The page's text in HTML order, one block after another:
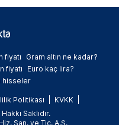
fiyatı
Gram altın ne kadar?
fiyatı
Euro kaç lira?
hisseler
Politikası
KVKK
Saklıdır.
San. ve Tic. A.Ş.